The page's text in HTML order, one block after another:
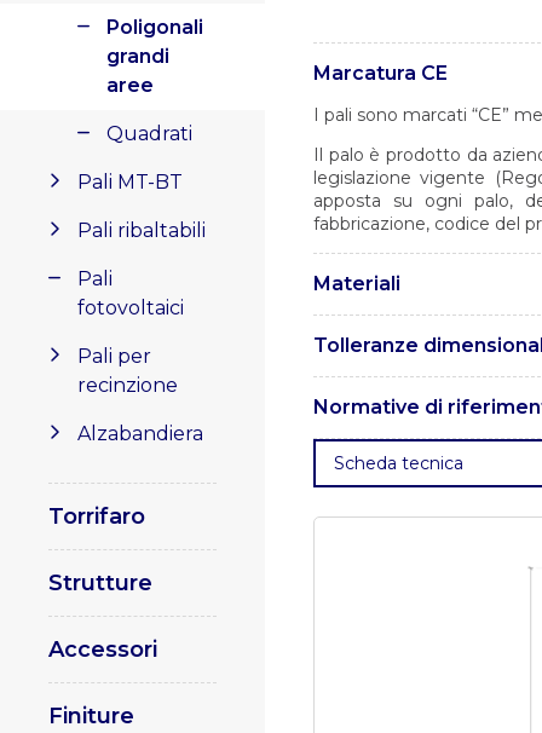
Poligonali
grandi
aree
Quadrati
Pali MT-BT
Pali ribaltabili
Pali
fotovoltaici
Pali per
recinzione
Alzabandiera
Torrifaro
Strutture
Accessori
Finiture
Marcatura CE
I pali sono marcati “CE”
Il palo è prodotto da
legislazione vigente
apposta su ogni palo,
fabbricazione, codice del
Materiali
Tolleranze
Normative di
. UNI EN 1461 –
10025 – Prodotti
procedure di saldatura
ad arco e a gas degli
di strutture di acciaio e di
Scheda tecnica